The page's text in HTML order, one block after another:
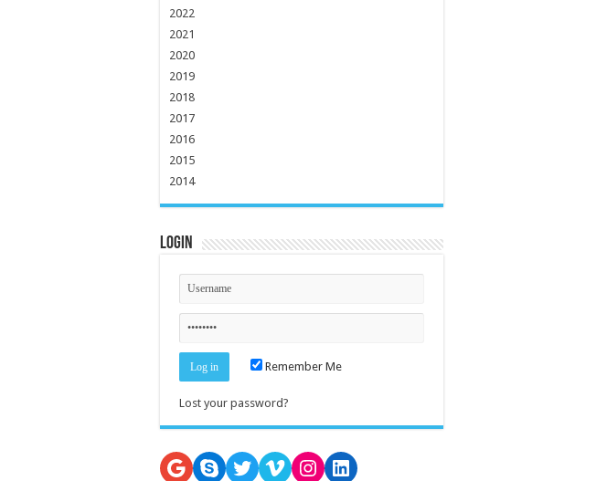
2022
2021
2020
2019
2018
2017
2016
2015
2014
Login
Remember Me
Lost your password?
Google
SkypeTwitter
VimeoInstagram
LinkedIn